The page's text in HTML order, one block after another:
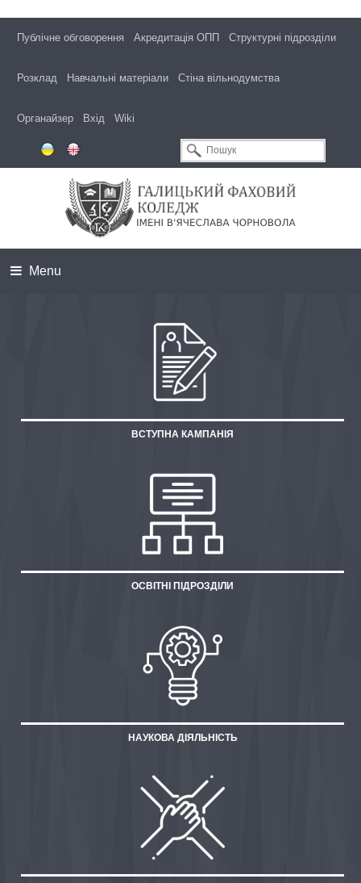
Публічне обговорення Акредитація ОПП Структурні підрозділи
Розклад Навчальні матеріали Стіна вільнодумства
Органайзер Вхід Wiki
Menu
ВСТУПНА КАМПАНІЯ
ОСВІТНІ ПІДРОЗДІЛИ
НАУКОВА ДІЯЛЬНІСТЬ